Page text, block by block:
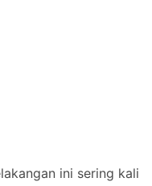
ini sering kali